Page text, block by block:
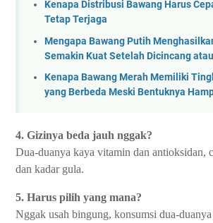
Kenapa Distribusi Bawang Harus
Tetap Terjaga
Mengapa Bawang Putih
Semakin Kuat Setelah Dicincang
Kenapa Bawang Merah Memiliki
yang Berbeda Meski Bentuknya
4. Gizinya beda jauh nggak?
Dua-duanya kaya vitamin dan antioksidan,
dan kadar gula.
5. Harus pilih yang mana?
Nggak usah bingung, konsumsi dua-